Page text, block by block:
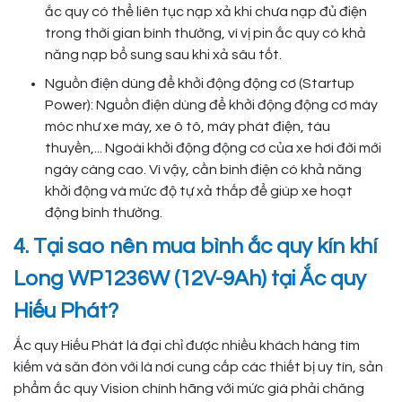
ắc quy có thể liên tục nạp xả khi chưa nạp đủ điện
trong thời gian bình thường, vì vị pin ắc quy có khả
năng nạp bổ sung sau khi xả sâu tốt.
Nguồn điện dùng để khởi động động cơ (Startup
Power): Nguồn điện dùng để khởi động động cơ máy
móc như xe máy, xe ô tô, máy phát điện, tàu
thuyền,... Ngoài khởi động động cơ của xe hơi đời mới
ngày càng cao. Vì vậy, cần bình điện có khả năng
khởi động và mức độ tự xả thấp để giúp xe hoạt
động bình thường.
4. Tại sao nên mua bình ắc quy kín khí
Long WP1236W (12V-9Ah) tại Ắc quy
Hiếu Phát?
Ắc quy Hiếu Phát là đại chỉ được nhiều khách hàng tìm
kiếm và săn đón với là nơi cung cấp các thiết bị uy tín, sản
phẩm ắc quy Vision chính hãng với mức giá phải chăng